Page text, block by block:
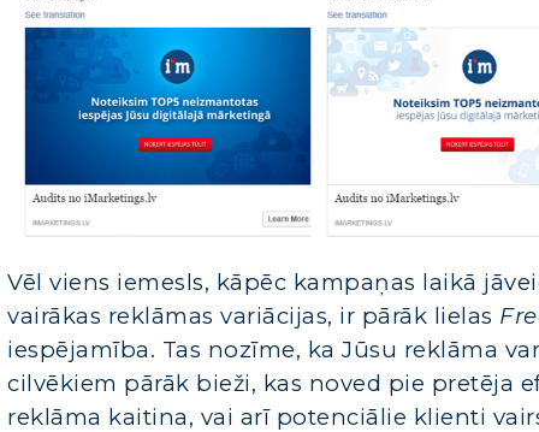
Vēl viens iemesls, kāpēc kampaņas laikā
vairākas reklāmas variācijas, ir pārāk lielas
iespējamība. Tas nozīme, ka Jūsu reklāma
cilvēkiem pārāk bieži, kas noved pie pretēja
reklāma kaitina, vai arī potenciālie klienti